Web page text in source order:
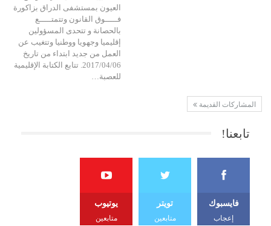
العيون بمستشفى الدراق بزاكورة
فـــــوق القانون وتتمتـــــع
بالحصانة و تتحدى المسؤولين
إقليميا وجهويا ووطنيا وتتغيب عن
العمل من جديد ابتداء من تاريخ
2017/04/06. تتابع الكتابة الإقليمية
للعصبة…
المشاركات القديمة
تابعنا!
فايسبوك
إعجاب
تويتر
متابعين
يوتيوب
متابعين